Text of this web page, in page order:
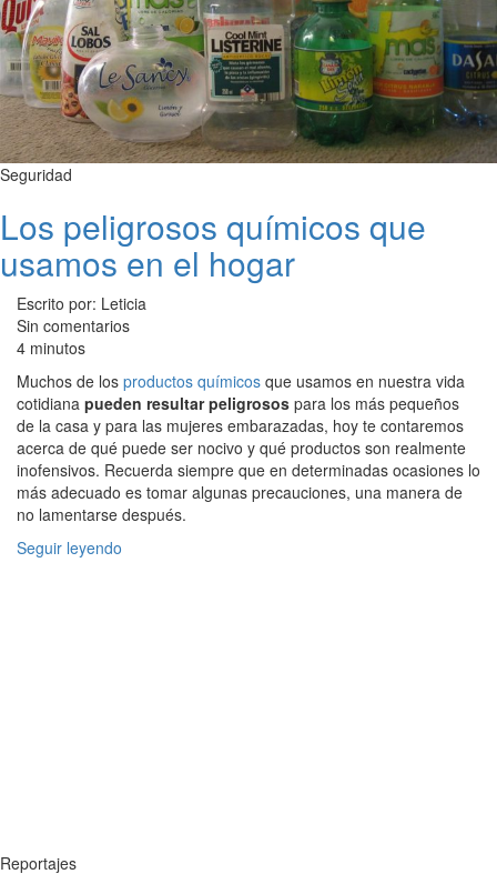
Seguridad
Los peligrosos químicos que
usamos en el hogar
Escrito por: Leticia
Sin comentarios
4 minutos
Muchos de los productos químicos que usamos en nuestra vida
cotidiana pueden resultar peligrosos para los más pequeños
de la casa y para las mujeres embarazadas, hoy te contaremos
acerca de qué puede ser nocivo y qué productos son realmente
inofensivos. Recuerda siempre que en determinadas ocasiones lo
más adecuado es tomar algunas precauciones, una manera de
no lamentarse después.
Seguir leyendo
Reportajes